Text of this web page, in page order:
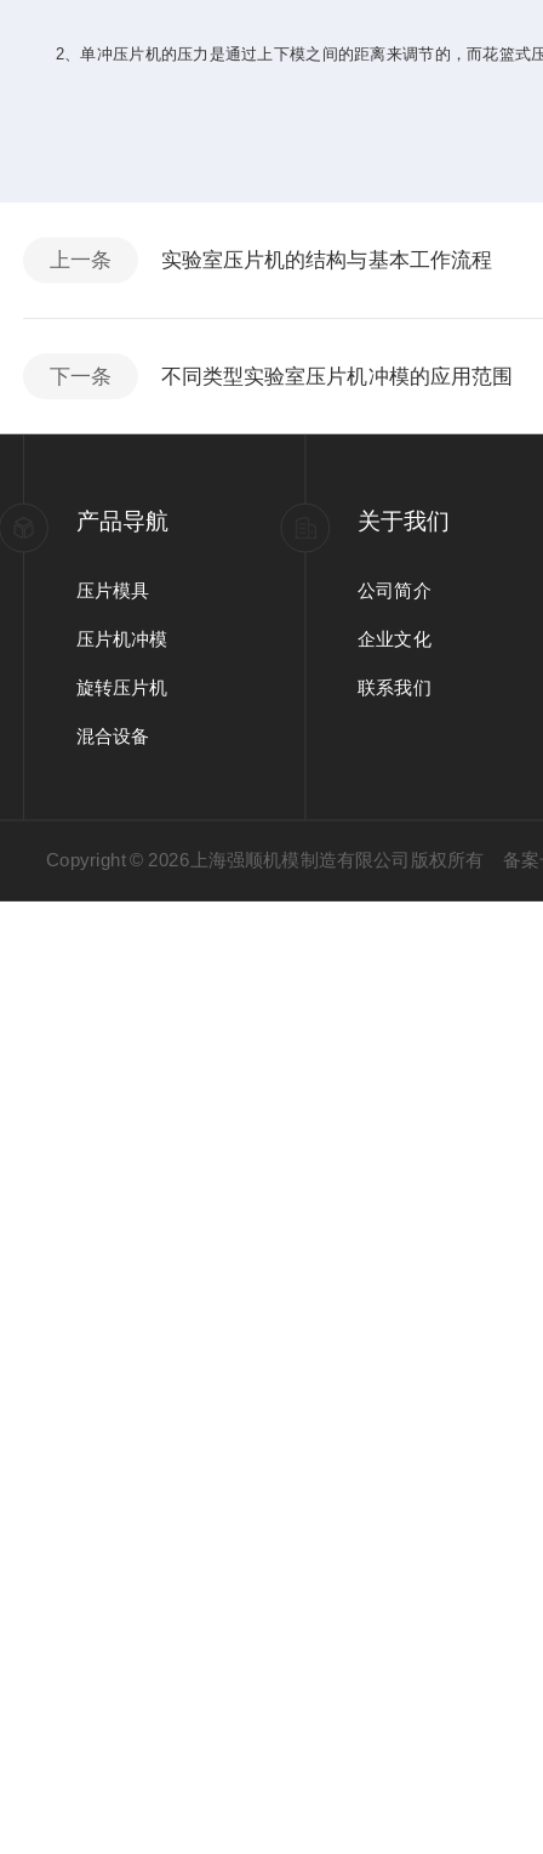
2、单冲压片机的压力是通过上下模之间的距离来调节的，而花篮式
上一条 实验室压片机的结构与基本工作流程
下一条 不同类型实验室压片机冲模的应用范围
产品导航
压片模具
压片机冲模
旋转压片机
混合设备
关于我们
公司简介
企业文化
联系我们
Copyright © 2026上海强顺机模制造有限公司版权所有 备